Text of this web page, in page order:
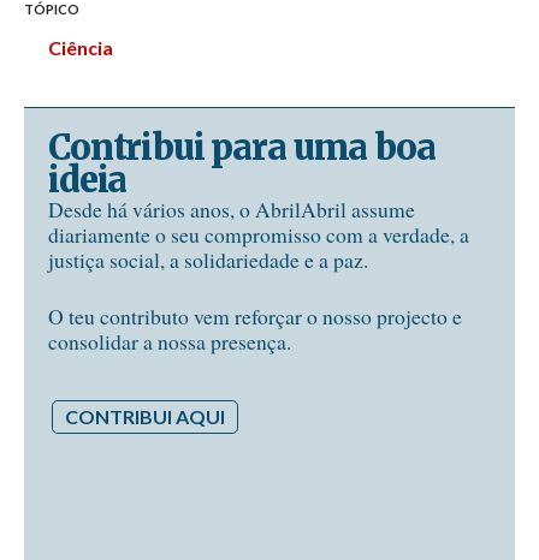
TÓPICO
Ciência
Contribui para uma boa
ideia
Desde há vários anos, o AbrilAbril assume
diariamente o seu compromisso com a verdade, a
justiça social, a solidariedade e a paz.
O teu contributo vem reforçar o nosso projecto e
consolidar a nossa presença.
CONTRIBUI AQUI